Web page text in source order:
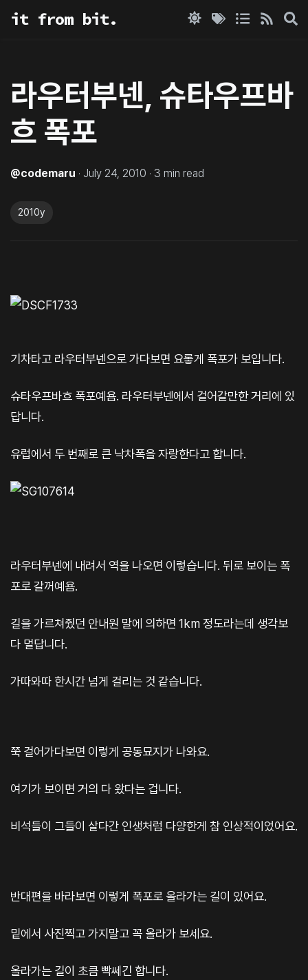
it from bit.
라우터부넨, 슈타우프바
흐 폭포
@codemaru · July 24, 2010 · 3 min read
2010y
기차타고 라우터부넨으로 가다보면 요롷게 폭포가 보입니다.
슈타우프바흐 폭포예욤. 라우터부넨에서 걸어갈만한 거리에 있
답니다.
유럽에서 두 번째로 큰 낙차폭을 자랑한다고 합니다.
라우터부넨에 내려서 역을 나오면 이렇습니다. 뒤로 보이는 폭
포로 갈꺼예욤.
길을 가르쳐줬던 안내원 말에 의하면 1km 정도라는데 생각보
다 멀답니다.
가따와따 한시간 넘게 걸리는 것 같습니다.
쭉 걸어가다보면 이렇게 공동묘지가 나와요.
여기가 보이면 거의 다 왔다는 겁니다.
비석들이 그들이 살다간 인생처럼 다양한게 참 인상적이었어요.
반대편을 바라보면 이렇게 폭포로 올라가는 길이 있어요.
밑에서 사진찍고 가지말고 꼭 올라가 보세요.
올라가는 길이 초큼 빡쎄긴 합니다.